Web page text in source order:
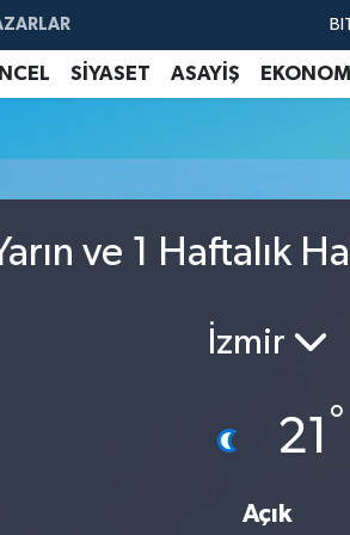
SİYASET ASAYİŞ EKONOMİ
ve 1 Haftalık
İzmir
21 °
Açık